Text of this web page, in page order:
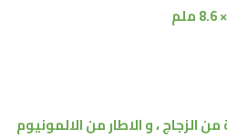
من الزجاج ، و الاطار من الالمونيوم